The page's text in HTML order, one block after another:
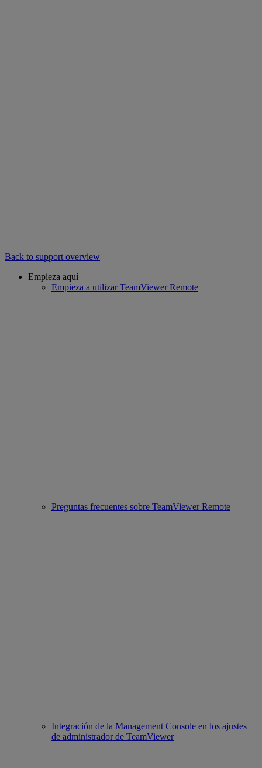
Back to support overview
Empieza aquí
Empieza a utilizar TeamViewer Remote
Preguntas frecuentes sobre TeamViewer Remote
Integración de la Management Console en los ajustes
de administrador de TeamViewer